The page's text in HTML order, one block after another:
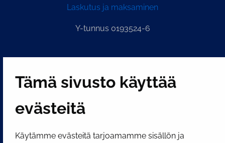
Tämä sivusto käyttää
evästeitä
Käytämme evästeitä tarjoamamme sisällön ja
Laskutus ja maksaminen
Y-tunnus 0193524-6
SOSIAALINEN MEDIA
Facebook InstagramYouTube